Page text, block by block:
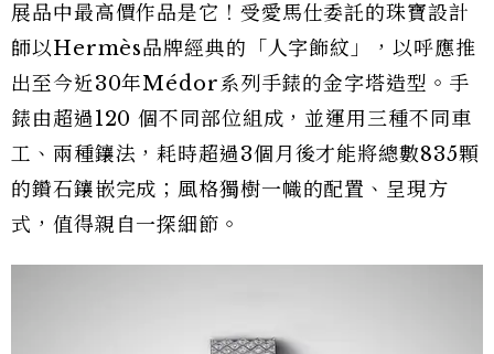
展品中最高價作品是它！受愛馬仕委託的珠寶設計
師以Hermès品牌經典的「人字飾紋」，以呼應推
出至今近30年Médor系列手錶的金字塔造型。手
錶由超過120 個不同部位組成，並運用三種不同車
工、兩種鑲法，耗時超過3個月後才能將總數835顆
的鑽石鑲嵌完成；風格獨樹一幟的配置、呈現方
式，值得親自一探細節。